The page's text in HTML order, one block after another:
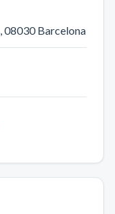
, 08030 Barcelona